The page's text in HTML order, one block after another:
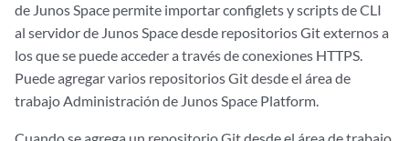
de Junos Space permite importar configlets y scripts de CLI
al servidor de Junos Space desde repositorios Git externos a
los que se puede acceder a través de conexiones HTTPS.
Puede agregar varios repositorios Git desde el área de
trabajo Administración de Junos Space Platform.